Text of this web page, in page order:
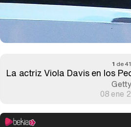
1 de 41
La actriz Viola Davis en los
Getty
08 ene